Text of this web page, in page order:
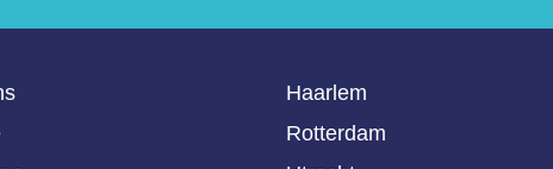
Haarlem
Rotterdam